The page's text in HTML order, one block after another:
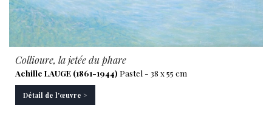
Collioure, la jetée du phare
Achille LAUGE (1861-1944) Pastel - 38 x 55 cm
Détail de l'œuvre >